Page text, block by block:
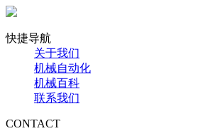
快捷导航
关于我们
机械自动化
机械百科
联系我们
CONTACT